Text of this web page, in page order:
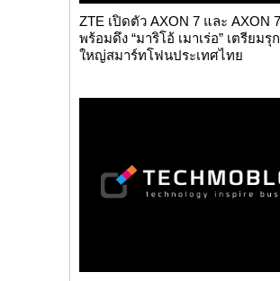
ZTE เปิดตัว AXON 7 และ AXON
พร้อมดึง “มาริโอ้ เมาเร่อ” เตรียมรุ
ใหญ่สมาร์ทโฟนประเทศไทย